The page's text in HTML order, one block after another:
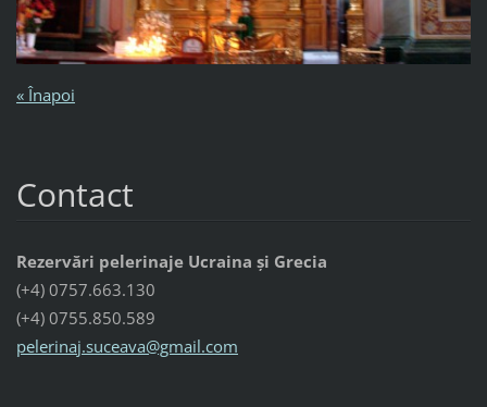
« Înapoi
Contact
Rezervări pelerinaje Ucraina și Grecia
(+4) 0757.663.130
(+4) 0755.850.589
pelerinaj.suceava@gmail.com